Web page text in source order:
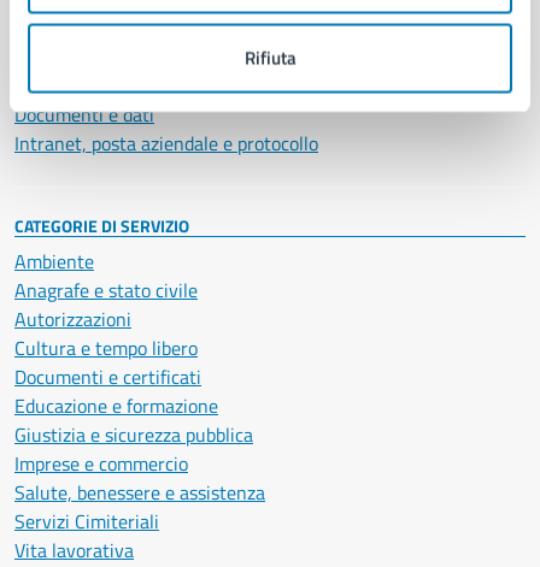
Rifiuta
Enti e fondazioni
Personale amministrativo
Documenti e dati
Intranet, posta aziendale e protocollo
CATEGORIE DI SERVIZIO
Ambiente
Anagrafe e stato civile
Autorizzazioni
Cultura e tempo libero
Documenti e certificati
Educazione e formazione
Giustizia e sicurezza pubblica
Imprese e commercio
Salute, benessere e assistenza
Servizi Cimiteriali
Vita lavorativa